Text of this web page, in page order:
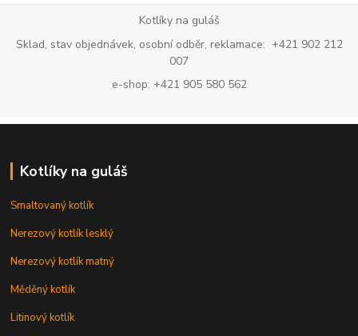
Kotlíky na guláš
Sklad, stav objednávek, osobní odběr, reklamace: +421 902 212
007
e-shop: +421 905 580 562
Kotlíky na guláš
Smaltovaný kotlík
Nerezový kotlík lesklý
Nerezový kotlík matný
Měděný kotlík
Litinový kotlík